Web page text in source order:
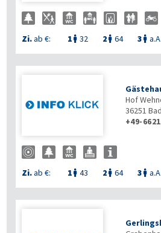
Zi.ab €: 1  32 2  64 3  a.A.
Hof
36251
+49-
Zi.ab €: 1  43 2  64 3  a.A.